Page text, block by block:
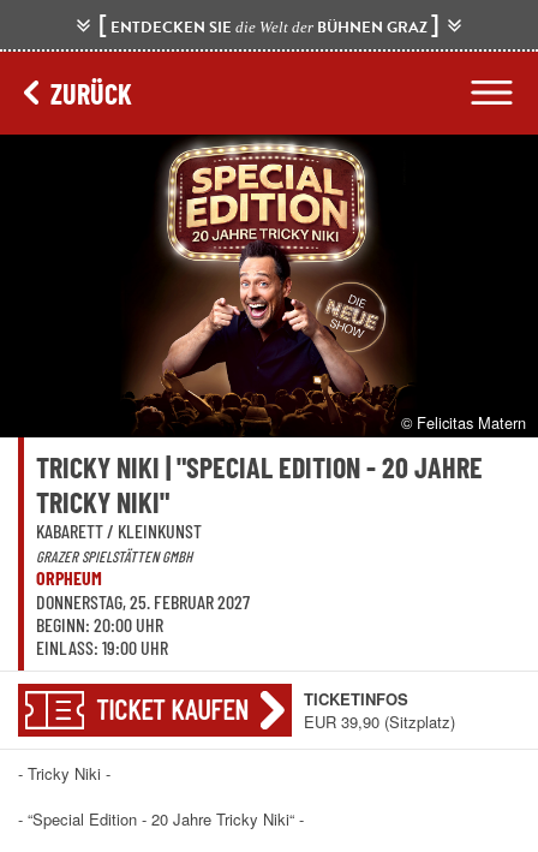
[ ENTDECKEN SIE die Welt der BÜHNEN GRAZ]
ZURÜCK
© Felicitas Matern
TRICKY NIKI | "SPECIAL EDITION - 20 JAHRE
TRICKY NIKI"
KABARETT / KLEINKUNST
GRAZER SPIELSTÄTTEN GMBH
ORPHEUM
DONNERSTAG, 25. FEBRUAR 2027
BEGINN: 20:00 UHR
EINLASS: 19:00 UHR
TICKET KAUFEN
TICKETINFOS
EUR 39,90 (Sitzplatz)
- Tricky Niki -
- “Special Edition - 20 Jahre Tricky Niki“ -